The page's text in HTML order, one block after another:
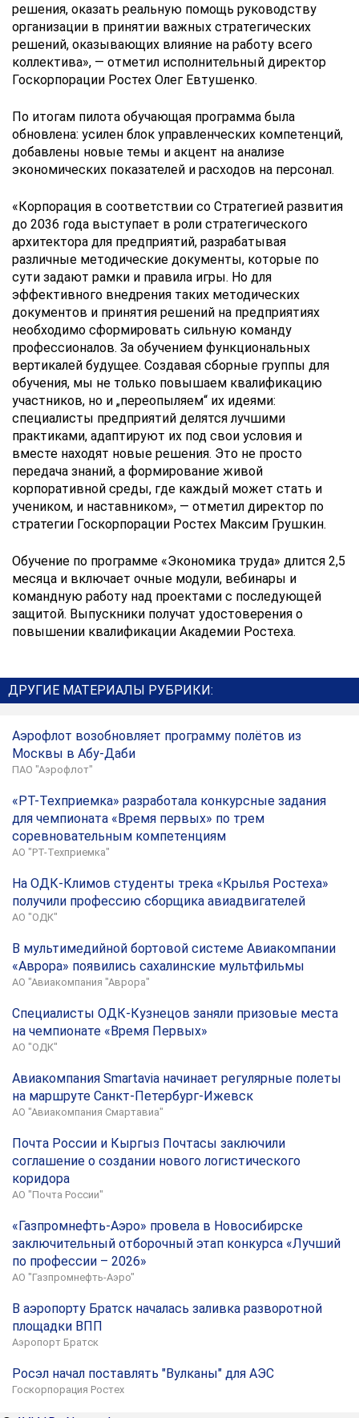
решения, оказать реальную помощь руководству
организации в принятии важных стратегических
решений, оказывающих влияние на работу всего
коллектива», — отметил исполнительный директор
Госкорпорации Ростех Олег Евтушенко.
По итогам пилота обучающая программа была
обновлена: усилен блок управленческих компетенций,
добавлены новые темы и акцент на анализе
экономических показателей и расходов на персонал.
«Корпорация в соответствии со Стратегией развития
до 2036 года выступает в роли стратегического
архитектора для предприятий, разрабатывая
различные методические документы, которые по
сути задают рамки и правила игры. Но для
эффективного внедрения таких методических
документов и принятия решений на предприятиях
необходимо сформировать сильную команду
профессионалов. За обучением функциональных
вертикалей будущее. Создавая сборные группы для
обучения, мы не только повышаем квалификацию
участников, но и „переопыляем“ их идеями:
специалисты предприятий делятся лучшими
практиками, адаптируют их под свои условия и
вместе находят новые решения. Это не просто
передача знаний, а формирование живой
корпоративной среды, где каждый может стать и
учеником, и наставником», — отметил директор по
стратегии Госкорпорации Ростех Максим Грушкин.
Обучение по программе «Экономика труда» длится 2,5
месяца и включает очные модули, вебинары и
командную работу над проектами с последующей
защитой. Выпускники получат удостоверения о
повышении квалификации Академии Ростеха.
ДРУГИЕ МАТЕРИАЛЫ РУБРИКИ:
Аэрофлот возобновляет программу полётов из
Москвы в Абу-Даби
ПАО "Аэрофлот"
«РТ-Техприемка» разработала конкурсные задания
для чемпионата «Время первых» по трем
соревновательным компетенциям
АО "РТ-Техприемка"
На ОДК-Климов студенты трека «Крылья Ростеха»
получили профессию сборщика авиадвигателей
АО "ОДК"
В мультимедийной бортовой системе Авиакомпании
«Аврора» появились сахалинские мультфильмы
АО "Авиакомпания "Аврора"
Специалисты ОДК-Кузнецов заняли призовые места
на чемпионате «Время Первых»
АО "ОДК"
Авиакомпания Smartavia начинает регулярные полеты
на маршруте Санкт-Петербург-Ижевск
АО "Авиакомпания Смартавиа"
Почта России и Кыргыз Почтасы заключили
соглашение о создании нового логистического
коридора
АО "Почта России"
«Газпромнефть-Аэро» провела в Новосибирске
заключительный отборочный этап конкурса «Лучший
по профессии – 2026»
АО "Газпромнефть-Аэро"
В аэропорту Братск началась заливка разворотной
площадки ВПП
Аэропорт Братск
Росэл начал поставлять "Вулканы" для АЭС
Госкорпорация Ростех